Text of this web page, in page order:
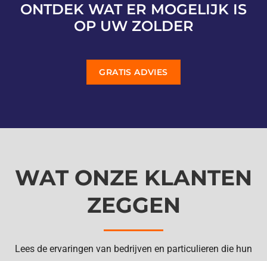
ONTDEK WAT ER MOGELIJK IS
OP UW ZOLDER
GRATIS ADVIES
WAT ONZE KLANTEN
ZEGGEN
Lees de ervaringen van bedrijven en particulieren die hun